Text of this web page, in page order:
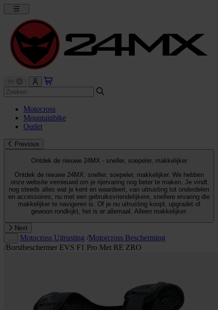
Motocross
Mountainbike
Outlet
Previous
Ontdek de nieuwe 24MX - sneller, soepeler, makkelijker
Ontdek de nieuwe 24MX: sneller, soepeler, makkelijker. We hebben
onze website vernieuwd om je rijervaring nog beter te maken. Je vindt
nog steeds alles wat je kent en waardeert, van uitrusting tot onderdelen
en accessoires, nu met een gebruiksvriendelijkere, snellere ervaring die
makkelijker te navigeren is. Of je nu uitrusting koopt, upgradet of
gewoon rondkijkt, het is er allemaal. Alleen makkelijker.
Next
Motocross Uitrusting /Motorcross Bescherming
/Borstbeschermer EVS F1 Pro Met RE ZRO